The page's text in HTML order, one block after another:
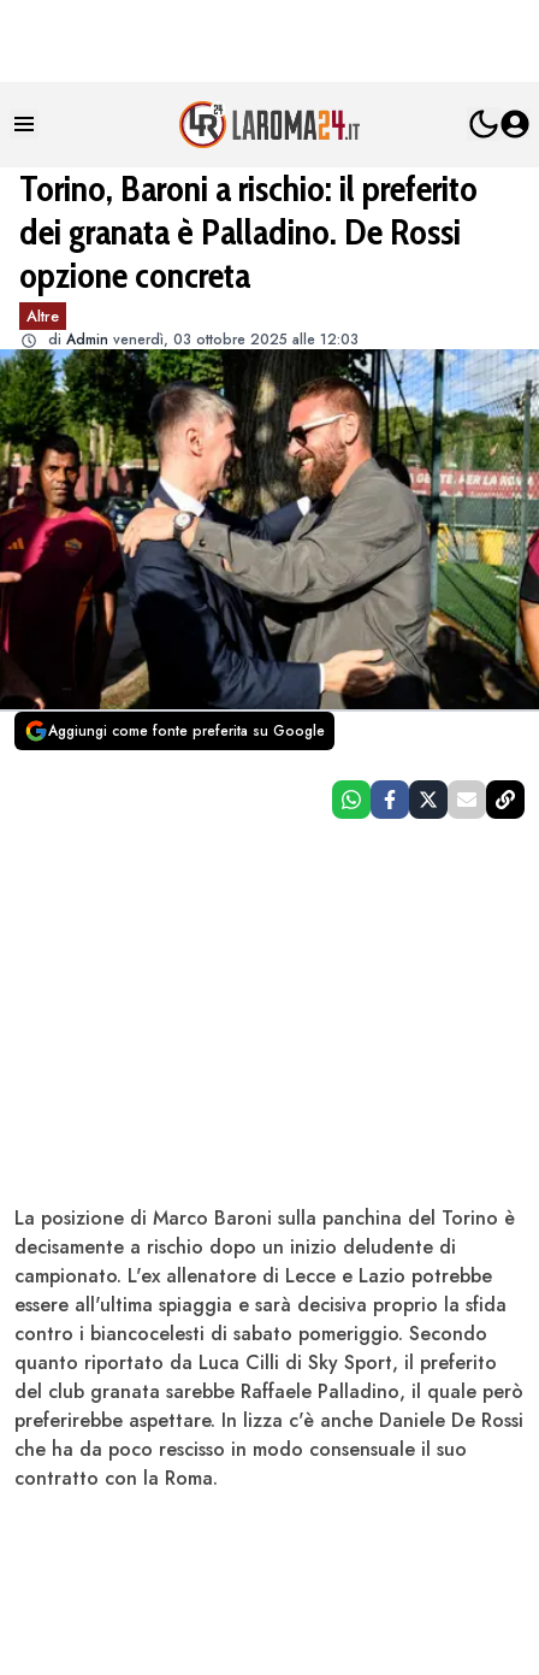
Torino, Baroni a rischio: il preferito
dei granata è Palladino. De Rossi
opzione concreta
Altre
di Admin venerdì, 03 ottobre 2025 alle 12:03
Aggiungi come fonte preferita su Google
La posizione di Marco Baroni sulla panchina del Torino è
decisamente a rischio dopo un inizio deludente di
campionato. L'ex allenatore di Lecce e Lazio potrebbe
essere all'ultima spiaggia e sarà decisiva proprio la sfida
contro i biancocelesti di sabato pomeriggio. Secondo
quanto riportato da Luca Cilli di Sky Sport, il preferito
del club granata sarebbe Raffaele Palladino, il quale però
preferirebbe aspettare. In lizza c'è anche Daniele De Rossi
che ha da poco rescisso in modo consensuale il suo
contratto con la Roma.